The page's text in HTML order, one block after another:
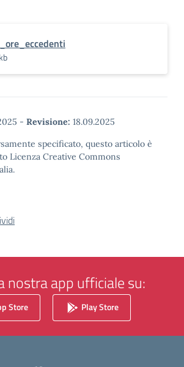
- Revisione: 18.09.2025
specificato, questo articolo è
Licenza Creative Commons
nostra app ufficiale su:
Store Play Store